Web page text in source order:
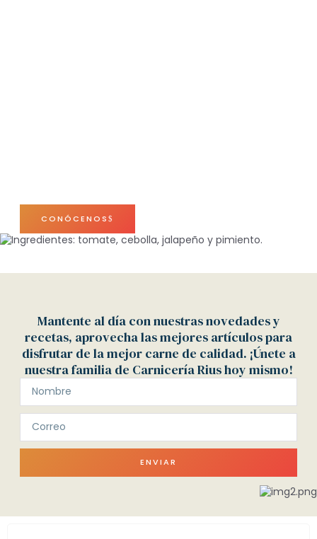
CONÓCENOS
Mantente al día con nuestras novedades y
recetas, aprovecha las mejores artículos para
disfrutar de la mejor carne de calidad. ¡Únete a
nuestra familia de Carnicería Rius hoy mismo!
ENVIAR